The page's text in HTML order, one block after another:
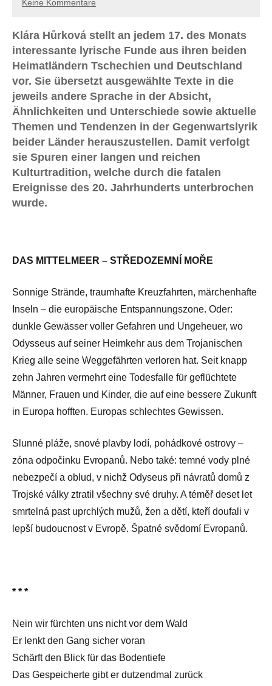
Keine Kommentare
Klára Hůrková stellt an jedem 17. des Monats
interessante lyrische Funde aus ihren beiden
Heimatländern Tschechien und Deutschland
vor. Sie übersetzt ausgewählte Texte in die
jeweils andere Sprache in der Absicht,
Ähnlichkeiten und Unterschiede sowie aktuelle
Themen und Tendenzen in der Gegenwartslyrik
beider Länder herauszustellen. Damit verfolgt
sie Spuren einer langen und reichen
Kulturtradition, welche durch die fatalen
Ereignisse des 20. Jahrhunderts unterbrochen
wurde.
DAS MITTELMEER – STŘEDOZEMNÍ MOŘE
Sonnige Strände, traumhafte Kreuzfahrten, märchenhafte
Inseln – die europäische Entspannungszone. Oder:
dunkle Gewässer voller Gefahren und Ungeheuer, wo
Odysseus auf seiner Heimkehr aus dem Trojanischen
Krieg alle seine Weggefährten verloren hat. Seit knapp
zehn Jahren vermehrt eine Todesfalle für geflüchtete
Männer, Frauen und Kinder, die auf eine bessere Zukunft
in Europa hofften. Europas schlechtes Gewissen.
Slunné pláže, snové plavby lodí, pohádkové ostrovy –
zóna odpočinku Evropanů. Nebo také: temné vody plné
nebezpečí a oblud, v nichž Odyseus při návratů domů z
Trojské války ztratil všechny své druhy. A téměř deset let
smrtelná past uprchlých mužů, žen a dětí, kteří doufali v
lepší budoucnost v Evropě. Špatné svědomí Evropanů.
* * *
Nein wir fürchten uns nicht vor dem Wald
Er lenkt den Gang sicher voran
Schärft den Blick für das Bodentiefe
Das Gespeicherte gibt er dutzendmal zurück